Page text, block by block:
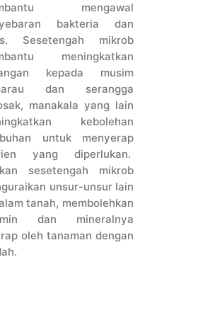
mengawal
bakteria dan
Sesetengah mikrob
meningkatkan
kepada musim
dan serangga
manakala yang lain
kebolehan
untuk menyerap
yang diperlukan.
sesetengah mikrob
unsur-unsur lain
tanah, membolehkan
dan mineralnya
oleh tanaman dengan